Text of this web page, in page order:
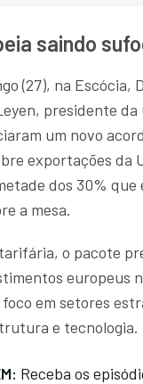
saindo
(27), na Escócia,
presidente da
um novo
exportações da
dos 30% que
a mesa.
o pacote
europeus
em setores
e tecnologia.
Receba os